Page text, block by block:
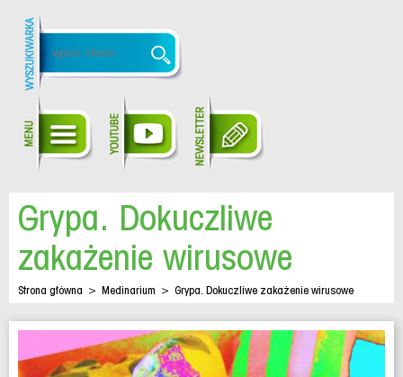
Grypa. Dokuczliwe
zakażenie wirusowe
Strona główna > Medinarium > Grypa. Dokuczliwe zakażenie wirusowe